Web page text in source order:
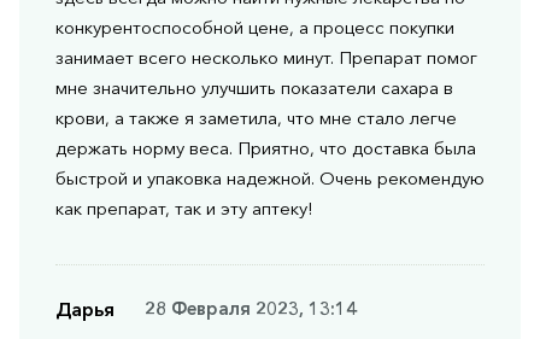
конкурентоспособной цене, а процесс покупки
занимает всего несколько минут. Препарат помог
мне значительно улучшить показатели сахара в
крови, а также я заметила, что мне стало легче
держать норму веса. Приятно, что доставка была
быстрой и упаковка надежной. Очень рекомендую
как препарат, так и эту аптеку!
Дарья
28 Февраля 2023, 13:14